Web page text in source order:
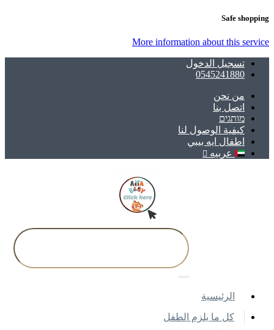
Safe shopping
More information about this service
تسجيل الدخول
0545241880
ﻣﻦ ﻧﺤﻦ
اتصل بنا
מותגים
كيفية الوصول لنا
اطفال ايه بيبي
عربيه
اﻟﺮﺋﻴﺴﻴﺔ
كل ما يلزم الطفل